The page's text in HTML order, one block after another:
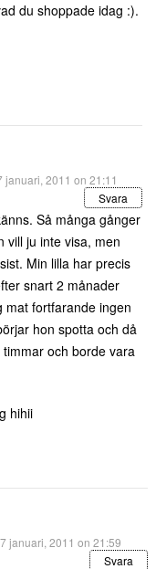
du shoppade idag :).
januari, 2011 on 21:11
Svara
Så många gånger
vill ju inte visa, men
Min lilla har precis
snart 2 månader
mat fortfarande ingen
hon spotta och då
och borde vara
hihii
7 januari, 2011 on 21:59
Svara